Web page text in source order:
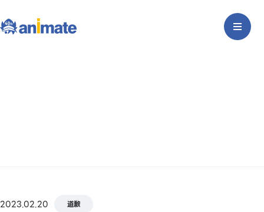
2023.02.20 道歉